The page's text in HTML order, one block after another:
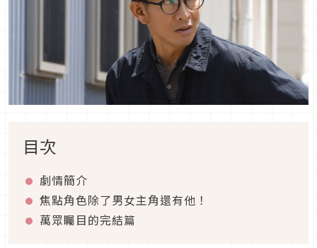
目次
劇情簡介
焦點角色除了男女主角還有他！
萬眾矚目的完結篇